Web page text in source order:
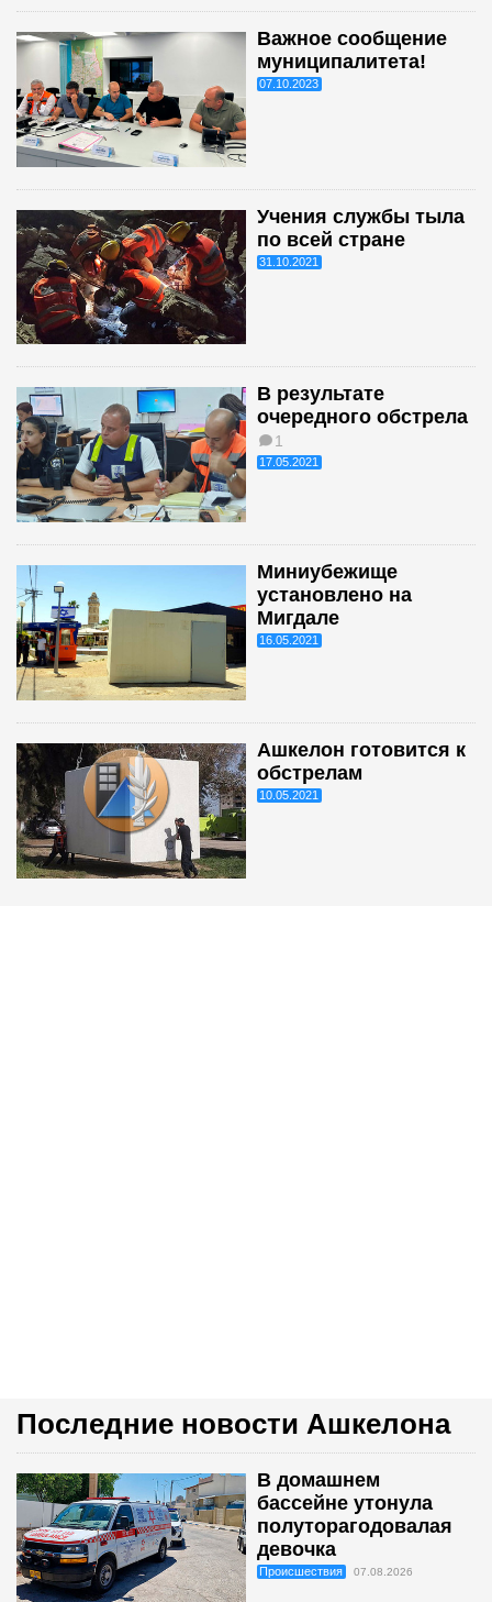
Важное сообщение
муниципалитета!
07.10.2023
Учения службы тыла
по всей стране
31.10.2021
В результате
очередного обстрела
1
17.05.2021
Миниубежище
установлено на
Мигдале
16.05.2021
Ашкелон готовится к
обстрелам
10.05.2021
Последние новости Ашкелона
В домашнем
бассейне утонула
полуторагодовалая
девочка
Происшествия 07.08.2026